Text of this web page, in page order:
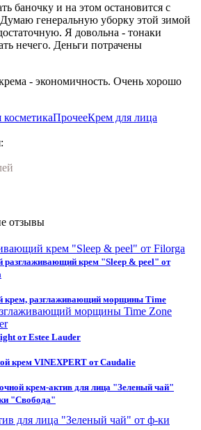
баночку и на этом остановится с
генеральную уборку этой зимой
Я довольна - тонаки
нечего. Деньги потрачены
- экономичность. Очень хорошо
ПрочееКрем для лица
отзывы
разглаживающий крем "Sleep & peel" от
крем, разглаживающий морщины Time
от Estee Lauder
крем VINEXPERT от Caudalie
крем-актив для лица "Зеленый чай"
"Свобода"